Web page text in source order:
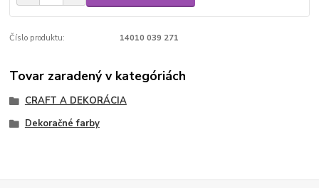
Číslo produktu: 14010 039 271
Tovar zaradený v kategóriách
CRAFT A DEKORÁCIA
Dekoračné farby